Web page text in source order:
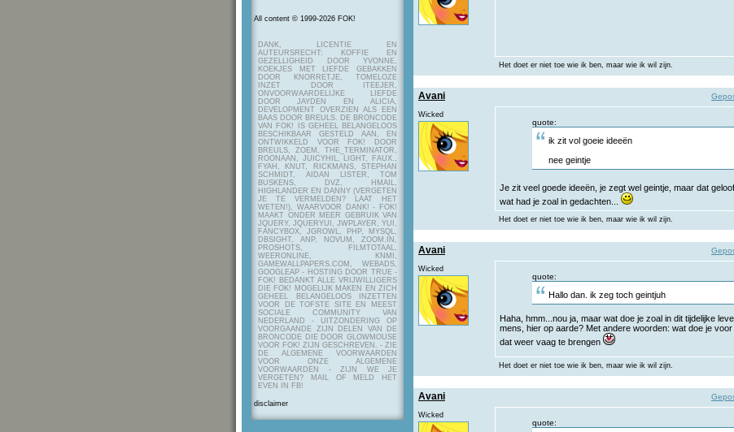
All content © 1999-2026 FOK!
DANK, LICENTIE EN
AUTEURSRECHT: KOFFIE EN
GEZELLIGHEID DOOR YVONNE,
KOEKJES MET LIEFDE GEBAKKEN
DOOR KNORRETJE, TOMELOZE
INZET DOOR ITEEJER,
ONVOORWAARDELIJKE LIEFDE
DOOR JAYDEN EN ALICIA,
DEVELOPMENT OVERZIEN ALS EEN
BAAS DOOR BREULS. DE BRONCODE
VAN FOK! IS GEHEEL BELANGELOOS
BESCHIKBAAR GESTELD AAN, EN
ONTWIKKELD VOOR FOK! DOOR
BREULS, ZOEM, THE_TERMINATOR,
ROONAAN, JUICYHIL, LIGHT, FAUX.,
FYAH, KNUT, RICKMANS, STEPHAN
SCHMIDT, AIDAN LISTER, TOM
BUSKENS, DVZ, HMAIL,
HIGHLANDER EN DANNY (VERGETEN
JE TE VERMELDEN? LAAT HET
WETEN!), WAARVOOR DANK! - FOK!
MAAKT ONDER MEER GEBRUIK VAN
JQUERY, JQUERYUI, JWPLAYER, YUI,
FANCYBOX, JGROWL, PHP, MYSQL,
DBSIGHT, ANP, NOVUM, ZOOM.IN,
PROSHOTS, FILMTOTAAL,
WEERONLINE, KNMI,
GAMEWALLPAPERS.COM, WEBADS,
GOOGLEAP - HOSTING DOOR TRUE -
FOK! BEDANKT ALLE VRIJWILLIGERS
DIE FOK! MOGELIJK MAKEN EN ZICH
GEHEEL BELANGELOOS INZETTEN
VOOR DE TOFSTE SITE EN MEEST
SOCIALE COMMUNITY VAN
NEDERLAND - UITZONDERING OP
VOORGAANDE ZIJN DELEN VAN DE
BRONCODE DIE DOOR GLOWMOUSE
VOOR FOK! ZIJN GESCHREVEN. - ZIE
DE ALGEMENE VOORWAARDEN
VOOR ONZE ALGEMENE
VOORWAARDEN - ZIJN WE JE
VERGETEN? MAIL OF MELD HET
EVEN IN FB!
disclaimer
Het doet er niet toe wie ik ben, maar wie ik wil zijn.
Avani
Wicked
quote:
ik zit vol goeie ideeën
nee geintje
Je zit veel goede ideeën, je zegt wel geintje, maar dat
wat had je zoal in gedachten...
Het doet er niet toe wie ik ben, maar wie ik wil zijn.
Avani
Wicked
quote:
Hallo dan. ik zeg toch geintjuh
Haha, hmm...nou ja, maar wat doe je zoal in dit tijdelijke
mens, hier op aarde? Met andere woorden: wat doe je
dat weer vaag te brengen
Het doet er niet toe wie ik ben, maar wie ik wil zijn.
Avani
Wicked
quote: